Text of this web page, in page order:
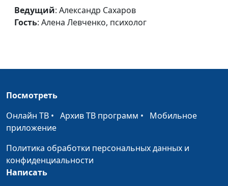
психолог
Разная мотивация
Александр Сахаров,
Мужчина и
на стресс
Александр Сахаров,
#113
Самоощущение
женщин
Александр Сахаров,
Внутренний мир
мужчины
Ведущий: Александр Сахаров
Гость: Алена Левченко, психолог
Посмотреть
Онлайн ТВ • Архив ТВ программ • Мобильное
приложение
Политика обработки персональных данных и
конфиденциальности
Написать